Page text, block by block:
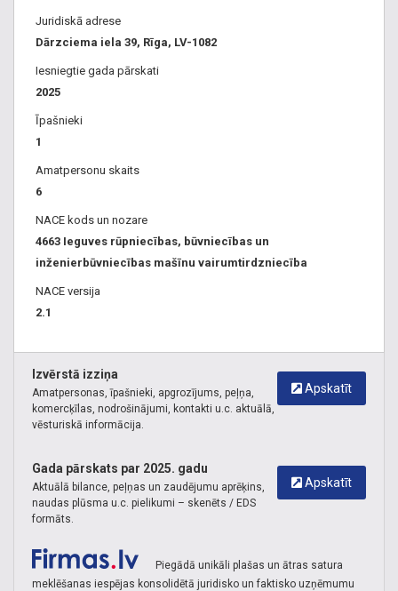
Juridiskā adrese
Dārzciema iela 39, Rīga, LV-1082
Iesniegtie gada pārskati
2025
Īpašnieki
1
Amatpersonu skaits
6
NACE kods un nozare
4663 Ieguves rūpniecības, būvniecības un
inženierbūvniecības mašīnu vairumtirdzniecība
NACE versija
2.1
Apskatīt
Izvērstā izziņa
Amatpersonas, īpašnieki, apgrozījums, peļņa,
komercķīlas, nodrošinājumi, kontakti u.c. aktuālā,
vēsturiskā informācija.
Apskatīt
Gada pārskats par 2025. gadu
Aktuālā bilance, peļņas un zaudējumu aprēķins,
naudas plūsma u.c. pielikumi – skenēts / EDS
formāts.
Piegādā unikāli plašas un ātras satura
meklēšanas iespējas konsolidētā juridisko un faktisko uzņēmumu